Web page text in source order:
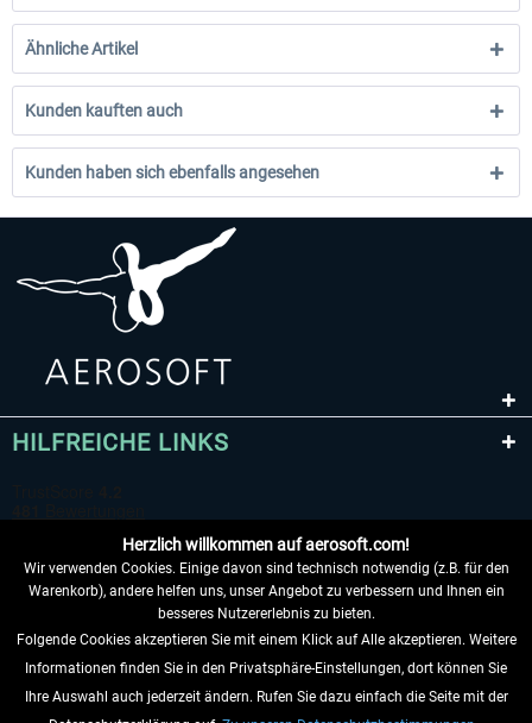
Ähnliche Artikel
Kunden kauften auch
Kunden haben sich ebenfalls angesehen
HILFREICHE LINKS
VERTRAG WIDERRUFEN
INFORMATIONEN
Herzlich willkommen auf aerosoft.com!
Wir verwenden Cookies. Einige davon sind technisch notwendig (z.B. für den
Warenkorb), andere helfen uns, unser Angebot zu verbessern und Ihnen ein
besseres Nutzererlebnis zu bieten.
Folgende Cookies akzeptieren Sie mit einem Klick auf Alle akzeptieren. Weitere
Informationen finden Sie in den Privatsphäre-Einstellungen, dort können Sie
Ihre Auswahl auch jederzeit ändern. Rufen Sie dazu einfach die Seite mit der